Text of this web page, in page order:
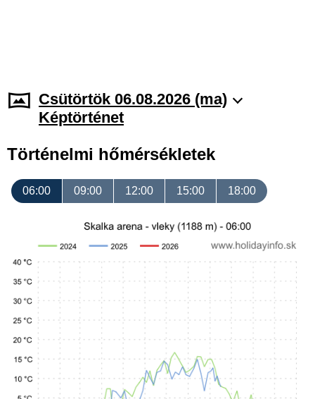
Csütörtök 06.08.2026 (ma)
Képtörténet
Történelmi hőmérsékletek
06:00 09:00 12:00 15:00 18:00